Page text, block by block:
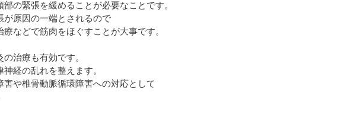
の緊張を緩めることが必要なことです。
が原因の一端とされるので
などで筋肉をほぐすことが大事です。
治療も有効です。
経の乱れを整えます。
や椎骨動脈循環障害への対応として